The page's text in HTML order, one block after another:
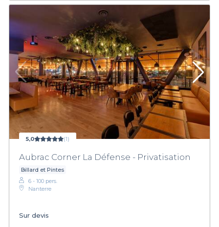
5,0 (1)
Aubrac Corner La Défense - Privatisation
Billard et Pintes
6 - 100 pers.
Nanterre
Sur devis